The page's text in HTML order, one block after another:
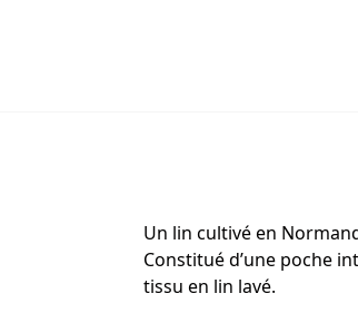
Un lin cultivé en
Constitué d’une poche
tissu en lin lavé.